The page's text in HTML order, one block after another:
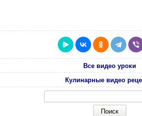
Все видео уроки
Кулинарные видео